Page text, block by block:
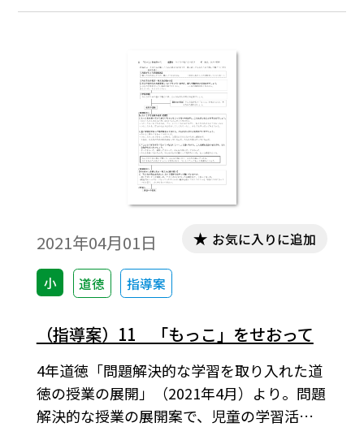
2021年04月01日
小 道徳 指導案
お気に入りに追加
（指導案）11 「もっこ」をせおって
4年道徳「問題解決的な学習を取り入れた道
徳の授業の展開」（2021年4月）より。問題
解決的な授業の展開案で、児童の学習活動